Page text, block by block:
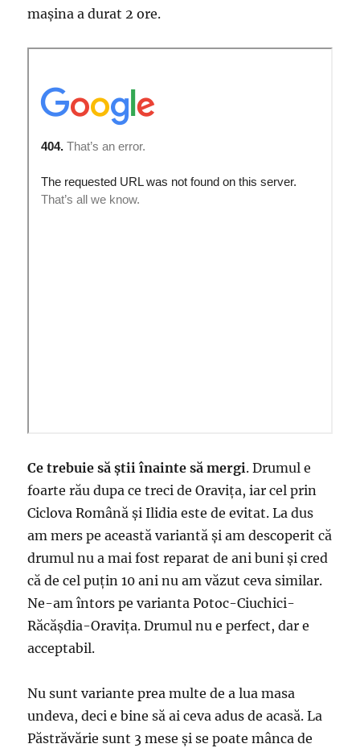
mașina a durat 2 ore.
Ce trebuie să știi înainte să mergi. Drumul e
foarte rău dupa ce treci de Oravița, iar cel prin
Ciclova Română și Ilidia este de evitat. La dus
am mers pe această variantă și am descoperit că
drumul nu a mai fost reparat de ani buni și cred
că de cel puțin 10 ani nu am văzut ceva similar.
Ne-am întors pe varianta Potoc-Ciuchici-
Răcășdia-Oravița. Drumul nu e perfect, dar e
acceptabil.
Nu sunt variante prea multe de a lua masa
undeva, deci e bine să ai ceva adus de acasă. La
Păstrăvărie sunt 3 mese și se poate mânca de